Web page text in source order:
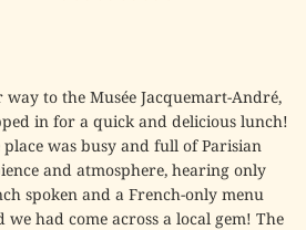
way to the Musée Jacquemart-André,
in for a quick and delicious lunch!
place was busy and full of Parisian
and atmosphere, hearing only
spoken and a French-only menu
we had come across a local gem! The